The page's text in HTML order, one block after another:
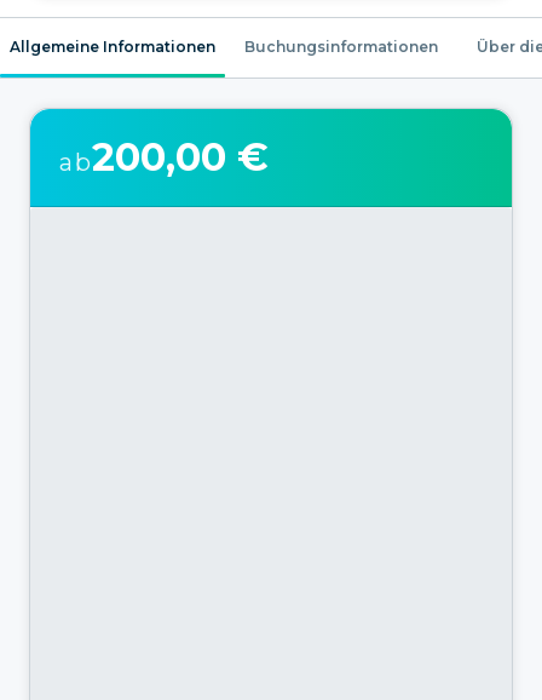
Allgemeine Informationen Buchungsinformationen Über
ab200,00 €